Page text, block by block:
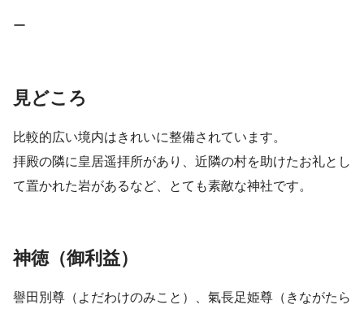
ー
見どころ
比較的広い境内はきれいに整備されています。
拝殿の隣に皇居遥拝所があり、近隣の村を助けたお礼とし
て置かれた岩があるなど、とても素敵な神社です。
神徳（御利益）
譽田別尊（よだわけのみこと）、氣長足姫尊（きながたら